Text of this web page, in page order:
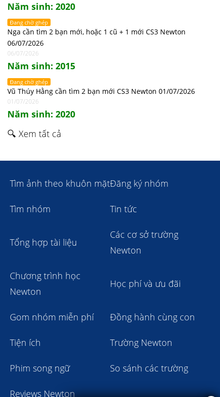
Năm sinh: 2020
Đang chờ ghép
Nga cần tìm 2 bạn mới, hoặc 1 cũ + 1 mới CS3 Newton
06/07/2026
06/07/2026
Năm sinh: 2015
Đang chờ ghép
Vũ Thúy Hằng cần tìm 2 bạn mới CS3 Newton 01/07/2026
01/07/2026
Năm sinh: 2020
🔍 Xem tất cả
Tìm ảnh theo khuôn mặtĐăng ký nhóm
Tìm nhóm Tin tức
Tổng hợp tài liệu
Các cơ sở trường
Newton
Chương trình học
Newton
Học phí và ưu đãi
Gom nhóm miễn phí Đồng hành cùng con
Tiện ích Trường Newton
Phim song ngữ So sánh các trường
Reviews Newton